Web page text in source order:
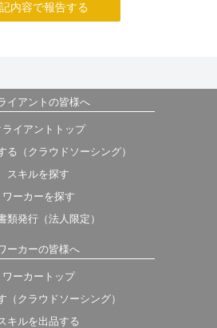
記内容で報告する
イアントの皆様へ
ライアントトップ
る（クラウドソーシング）
スキルを探す
ワーカーを探す
類発行（法人限定）
ーカーの皆様へ
ワーカートップ
（クラウドソーシング）
キルを出品する